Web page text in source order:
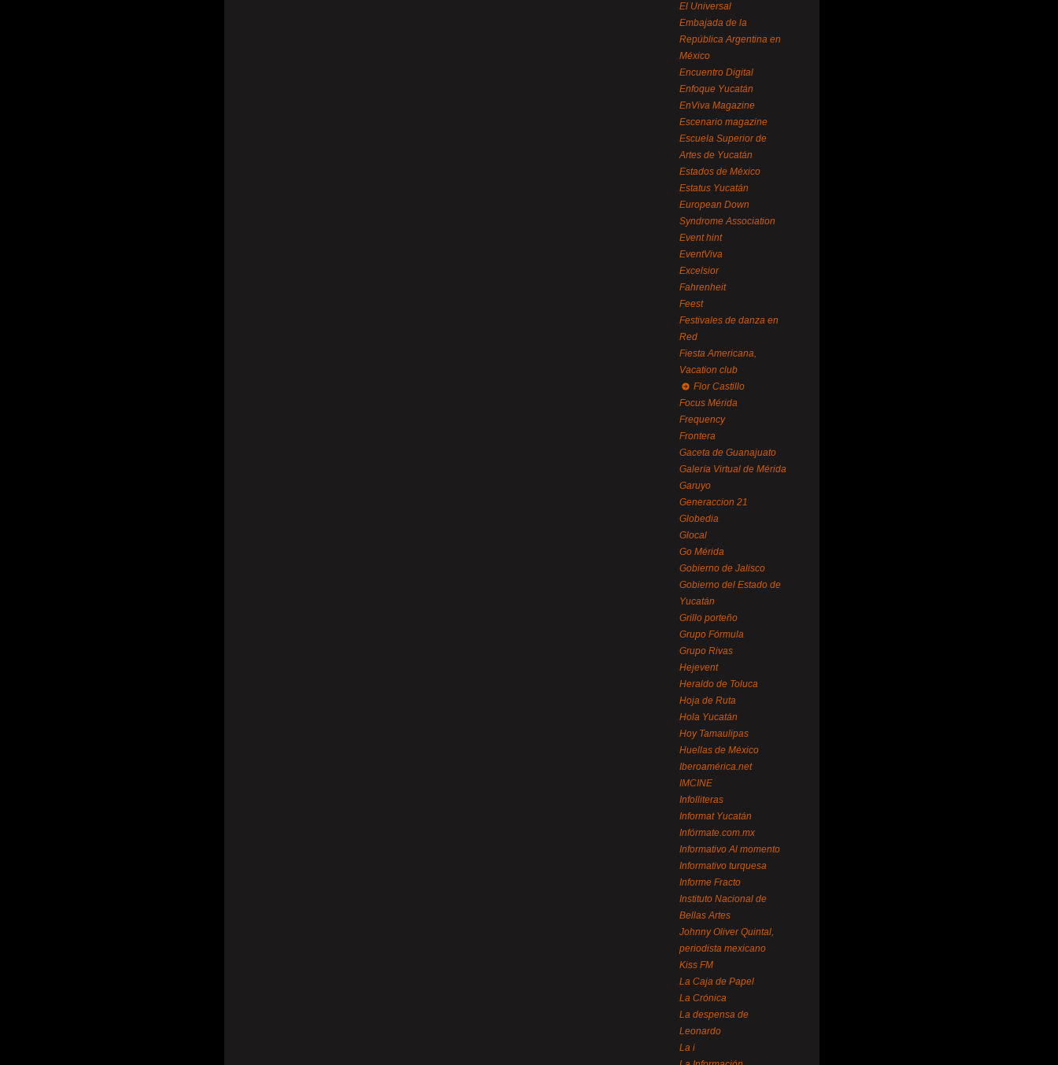
El Universal
Embajada de la
República Argentina en
México
Encuentro Digital
Enfoque Yucatán
EnViva Magazine
Escenario magazine
Escuela Superior de
Artes de Yucatán
Estados de México
Estatus Yucatán
European Down
Syndrome Association
Event hint
EventViva
Excelsior
Fahrenheit
Feest
Festivales de danza en
Red
Fiesta Americana,
Vacation club
Flor Castillo
Focus Mérida
Frequency
Frontera
Gaceta de Guanajuato
Galería Virtual de Mérida
Garuyo
Generaccion 21
Globedia
Glocal
Go Mérida
Gobierno de Jalisco
Gobierno del Estado de
Yucatán
Grillo porteño
Grupo Fórmula
Grupo Rivas
Hejevent
Heraldo de Toluca
Hoja de Ruta
Hola Yucatán
Hoy Tamaulipas
Huellas de México
Iberoamérica.net
IMCINE
Infolliteras
Informat Yucatán
Infórmate.com.mx
Informativo Al momento
Informativo turquesa
Informe Fracto
Instituto Nacional de
Bellas Artes
Johnny Oliver Quintal,
periodista mexicano
Kiss FM
La Caja de Papel
La Crónica
La despensa de
Leonardo
La i